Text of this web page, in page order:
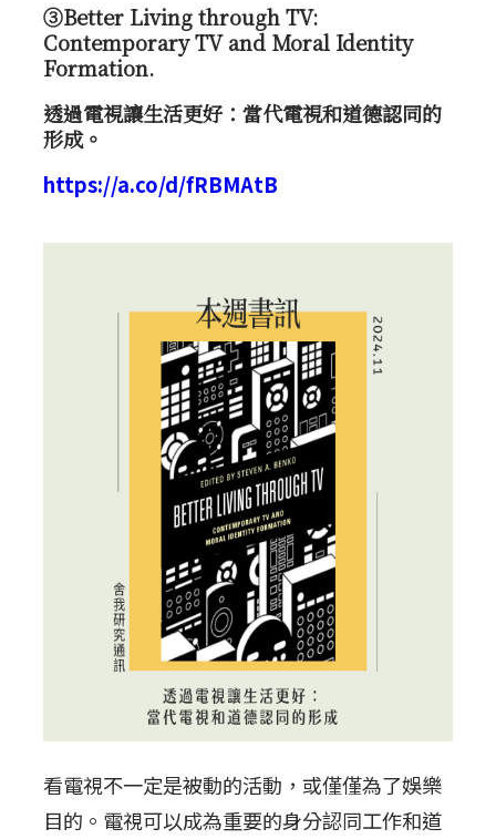
③Better Living through TV:
Contemporary TV and Moral Identity
Formation.
透過電視讓生活更好：當代電視和道德認同的
形成。
https://a.co/d/fRBMAtB
看電視不一定是被動的活動，或僅僅為了娛樂
目的。電視可以成為重要的身分認同工作和道